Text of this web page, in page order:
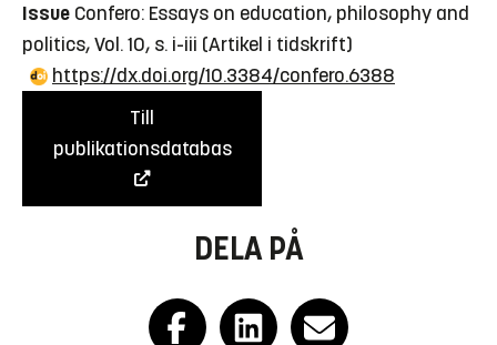
Issue Confero: Essays on education, philosophy and
politics, Vol. 10, s. i-iii (Artikel i tidskrift)
https://dx.doi.org/10.3384/confero.6388
Till
publikationsdatabas
DELA PÅ